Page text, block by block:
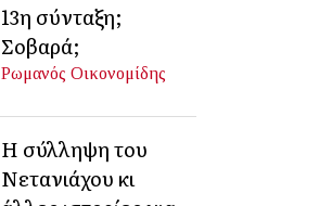
13η σύνταξη;
Σοβαρά;
Ρωμανός Οικονομίδης
Η σύλληψη του
Νετανιάχου κι